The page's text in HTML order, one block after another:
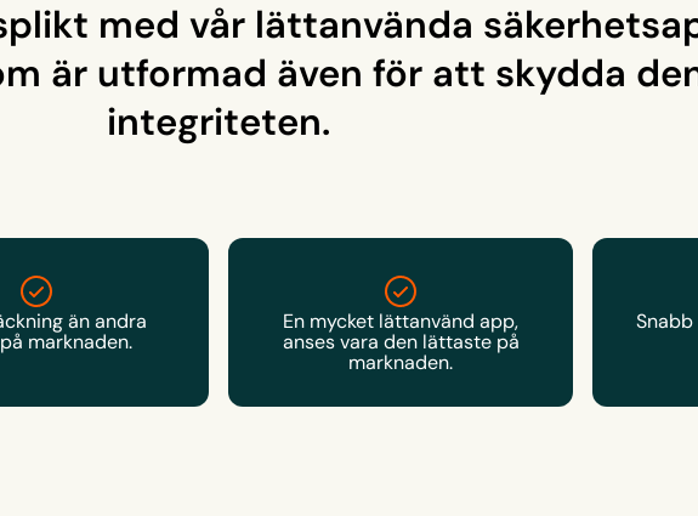
med vår lättanvända
är utformad även för att skydda
integriteten.
än andra
marknaden.
En mycket lättanvänd app,
anses vara den lättaste på
marknaden.